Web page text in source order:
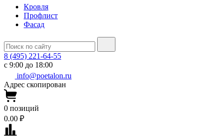
Кровля
Профлист
Фасад
8 (495) 221-64-55
с 9:00 до 18:00
info@poetalon.ru
Адрес скопирован
0 позиций
0.00 ₽